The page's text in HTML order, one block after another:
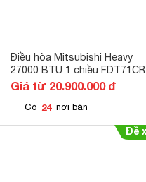
Điều hòa Mitsubishi Heavy
27000 BTU 1 chiều
S5 gas R-410A
Giá từ 20.900.000 đ
Có 24 nơi bán